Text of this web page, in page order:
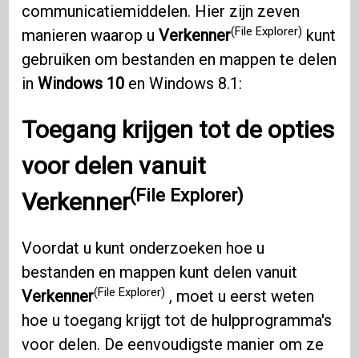
communicatiemiddelen. Hier zijn zeven
manieren waarop uVerkenner(File Explorer) kunt
gebruiken om bestanden en mappen te delen
inWindows 10 en Windows 8.1:
Toegang krijgen tot de opties
voor delen vanuit
Verkenner(File Explorer)
Voordat u kunt onderzoeken hoe u
bestanden en mappen kunt delen vanuit
Verkenner(File Explorer) , moet u eerst weten
hoe u toegang krijgt tot de hulpprogramma's
voor delen. De eenvoudigste manier om ze